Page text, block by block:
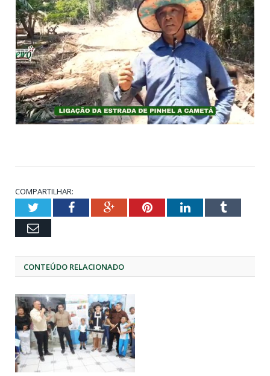
COMPARTILHAR:
TwitterFacebookGoogle+PinterestLinkedInTumblr
Email
CONTEÚDO RELACIONADO